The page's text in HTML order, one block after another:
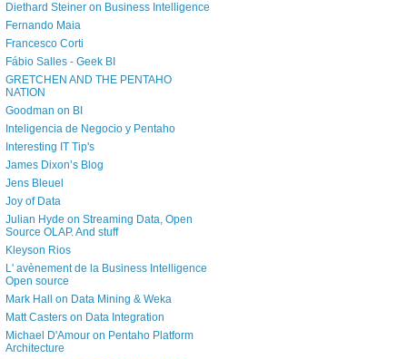
Diethard Steiner on Business Intelligence
Fernando Maia
Francesco Corti
Fábio Salles - Geek BI
GRETCHEN AND THE PENTAHO
NATION
Goodman on BI
Inteligencia de Negocio y Pentaho
Interesting IT Tip's
James Dixon’s Blog
Jens Bleuel
Joy of Data
Julian Hyde on Streaming Data, Open
Source OLAP. And stuff
Kleyson Rios
L' avènement de la Business Intelligence
Open source
Mark Hall on Data Mining & Weka
Matt Casters on Data Integration
Michael D'Amour on Pentaho Platform
Architecture